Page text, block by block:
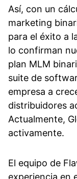
Así, con un
marketing
para el éxito a
lo confirman
plan MLM
suite de
empresa a
distribuidores
Actualmente,
activamente.
El equipo de
experiencia en